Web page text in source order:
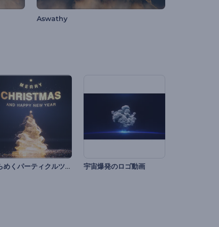
Aswathy
きらめくパーティクルツリーのイントロ動画 宇宙爆発のロゴ動画